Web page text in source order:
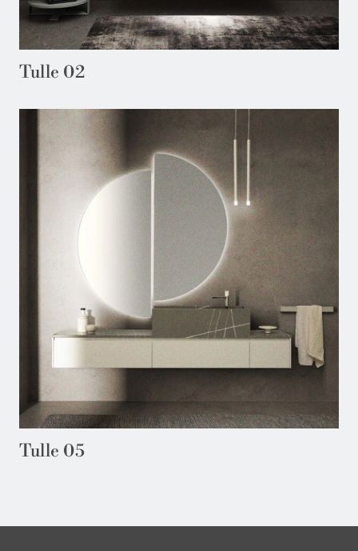
Tulle 02
Tulle 05